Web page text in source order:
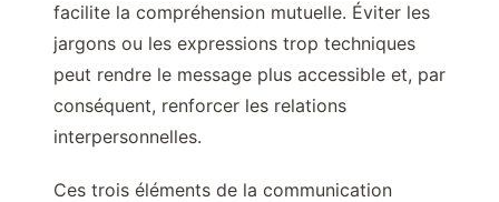
facilite la compréhension mutuelle. Éviter les
jargons ou les expressions trop techniques
peut rendre le message plus accessible et, par
conséquent, renforcer les relations
interpersonnelles.
Ces trois éléments de la communication